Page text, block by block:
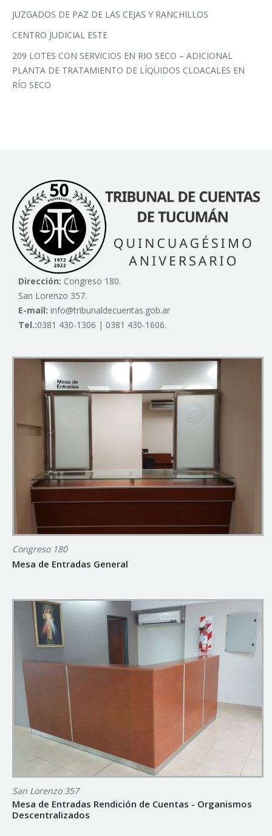
JUZGADOS DE PAZ DE LAS CEJAS Y RANCHILLOS
CENTRO JUDICIAL ESTE
209 LOTES CON SERVICIOS EN RIO SECO – ADICIONAL
PLANTA DE TRATAMIENTO DE LÍQUIDOS CLOACALES EN
RÍO SECO
Dirección: Congreso 180.
San Lorenzo 357.
E-mail: info@tribunaldecuentas.gob.ar
Tel.:0381 430-1306 | 0381 430-1606.
Congreso 180
Mesa de Entradas General
San Lorenzo 357
Mesa de Entradas Rendición de Cuentas - Organismos
Descentralizados